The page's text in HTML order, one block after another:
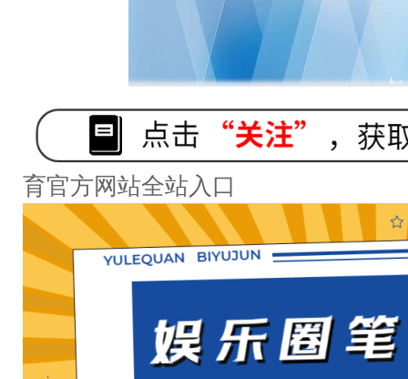
育官方网站全站入口